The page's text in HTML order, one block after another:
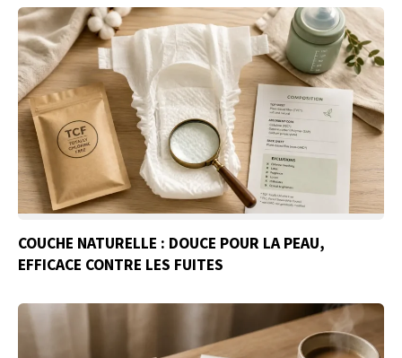
COUCHE NATURELLE : DOUCE POUR LA PEAU,
EFFICACE CONTRE LES FUITES